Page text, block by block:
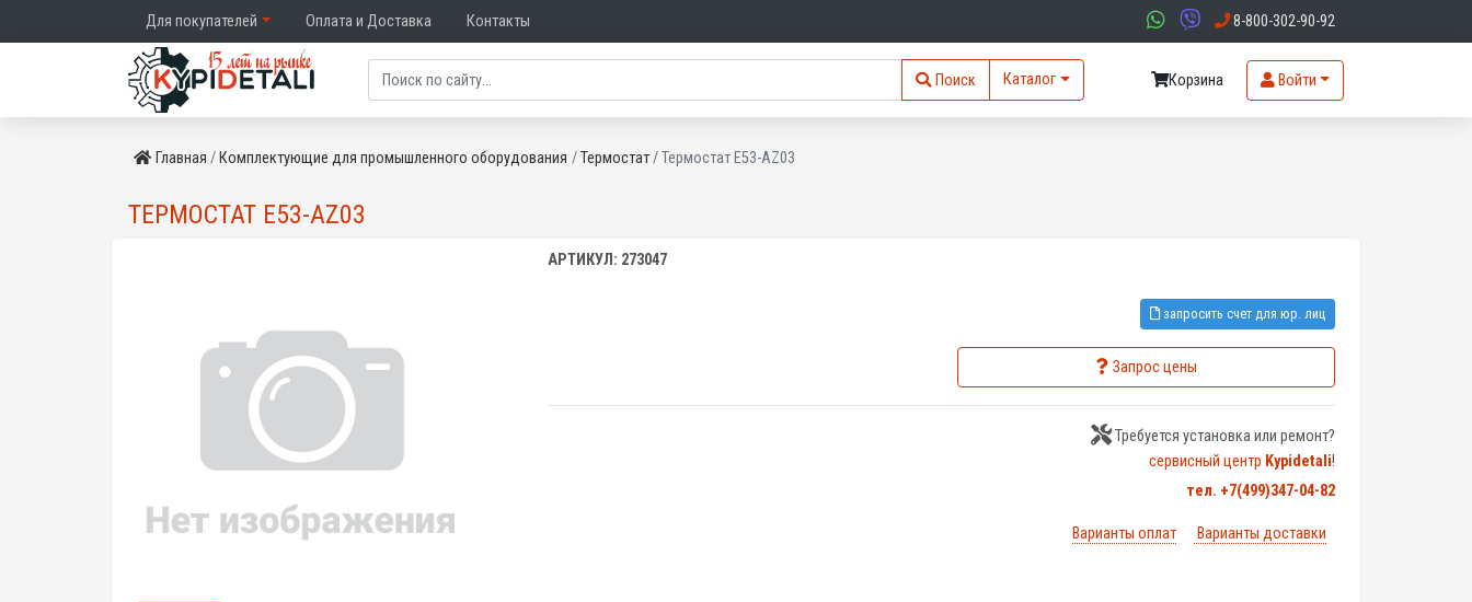
Для покупателей Оплата и Доставка Контакты 8-800-302-90-92
Поиск Каталог Корзина Войти
Главная Комплектующие для промышленного оборудования Термостат Термостат E53-AZ03
ТЕРМОСТАТ E53-AZ03
АРТИКУЛ: 273047
запросить счет для юр. лиц
Запрос цены
Требуется установка или ремонт?
сервисный центр Kypidetali!
тел. +7(499)347-04-82
Варианты оплат Варианты доставки